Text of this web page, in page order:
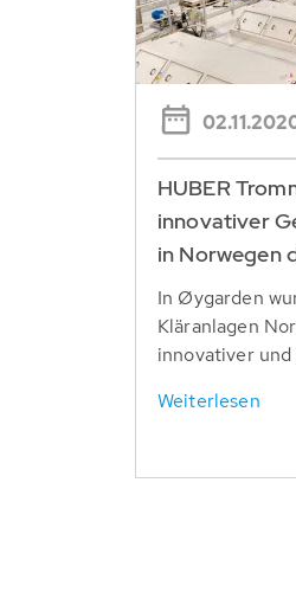
HUBER
innovativer
in Norwegen
In Øygarden
Kläranlagen
innovativer
Weiterlesen